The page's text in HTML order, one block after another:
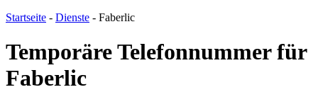
Startseite - Dienste - Faberlic
Temporäre Telefonnummer für
Faberlic